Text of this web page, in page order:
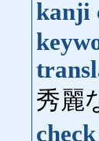
kanji
秀麗